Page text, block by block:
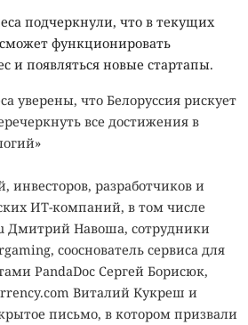
подчеркнули, что в текущих
функционировать
и появляться новые стартапы.
уверены, что Белоруссия рискует
все достижения в
инвесторов, разработчиков и
ИТ-компаний, в том числе
Дмитрий Навоша, сотрудники
сооснователь сервиса для
PandaDoc Сергей Борисюк,
Виталий Кукреш и
письмо, в котором призвали